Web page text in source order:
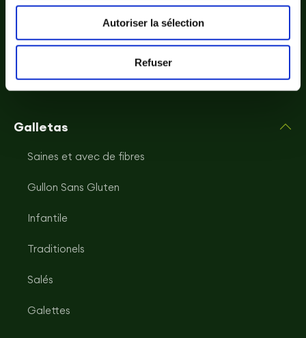
Autoriser la sélection
Refuser
Galletas
Saines et avec de fibres
Gullon Sans Gluten
Infantile
Traditionels
Salés
Galettes